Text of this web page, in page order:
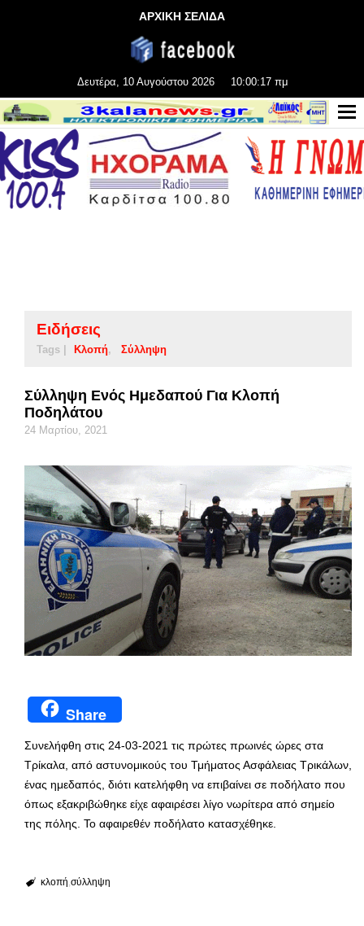
ΑΡΧΙΚΗ ΣΕΛΙΔΑ
Δευτέρα, 10 Αυγούστου 2026 10:00:18 πμ
Ειδήσεις
Tags | Κλοπή Σύλληψη
Σύλληψη Ενός Ημεδαπού Για Κλοπή
Ποδηλάτου
24 Μαρτίου, 2021
Share
Συνελήφθη στις 24-03-2021 τις πρώτες πρωινές ώρες στα
Τρίκαλα, από αστυνομικούς του Τμήματος Ασφάλειας Τρικάλων,
ένας ημεδαπός, διότι κατελήφθη να επιβαίνει σε ποδήλατο που
όπως εξακριβώθηκε είχε αφαιρέσει λίγο νωρίτερα από σημείο
της πόλης. Το αφαιρεθέν ποδήλατο κατασχέθηκε.
κλοπή σύλληψη